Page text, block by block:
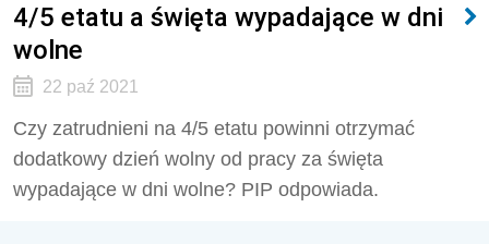
4/5 etatu a święta wypadające w dni
wolne
22 paź 2021
Czy zatrudnieni na 4/5 etatu powinni otrzymać
dodatkowy dzień wolny od pracy za święta
wypadające w dni wolne? PIP odpowiada.